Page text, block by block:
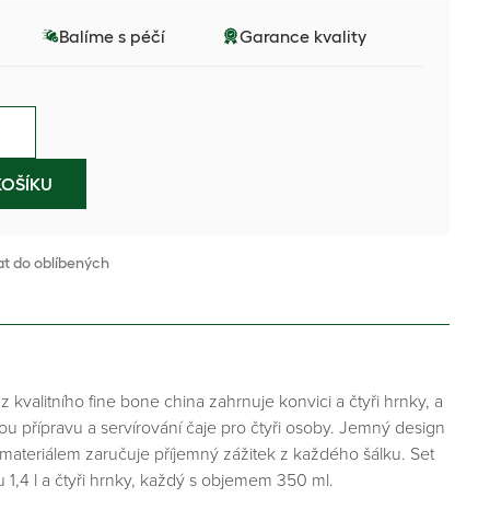
Balíme s péčí Garance kvality
do oblíbených
kvalitního fine bone china zahrnuje konvici a čtyři hrnky, a
přípravu a servírování čaje pro čtyři osoby. Jemný design
zaručuje příjemný zážitek z každého šálku. Set
l a čtyři hrnky, každý s objemem 350 ml.